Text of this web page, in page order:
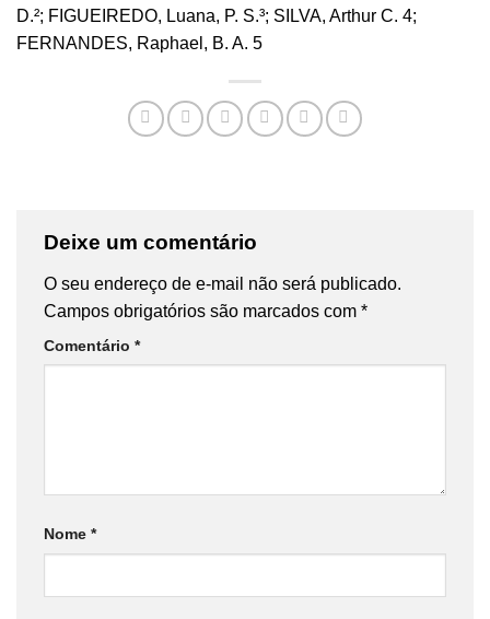
D.²; FIGUEIREDO, Luana, P. S.³; SILVA, Arthur C. 4;
FERNANDES, Raphael, B. A. 5
Deixe um comentário
O seu endereço de e-mail não será publicado.
Campos obrigatórios são marcados com *
Comentário *
Nome *